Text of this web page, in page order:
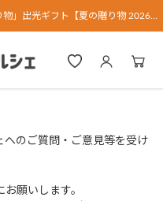
へのご質問・ご意見等を受け
願いします。